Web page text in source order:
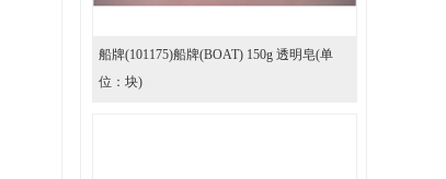
船牌(101175)船牌(BOAT) 150g 透明皂(单
位：块)